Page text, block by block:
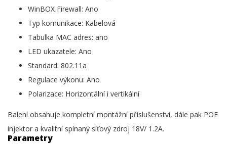
WinBOX Firewall: Ano
Typ komunikace: Kabelová
Tabulka MAC adres: ano
LED ukazatele: Ano
Standard: 802.11a
Regulace výkonu: Ano
Polarizace: Horizontální i vertikální
Balení obsahuje kompletní montážní příslušenství, dále pak POE
injektor a kvalitní spínaný síťový zdroj 18V/ 1.2A.
Parametry